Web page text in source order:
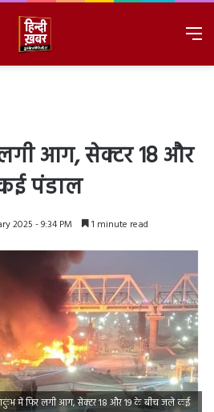
आग, सेक्टर 18 और
पंडाल
2025 - 9:34 PM 1 minute read
में फिर लगी आग, सेक्टर 18 और 19 के बीच जले कई